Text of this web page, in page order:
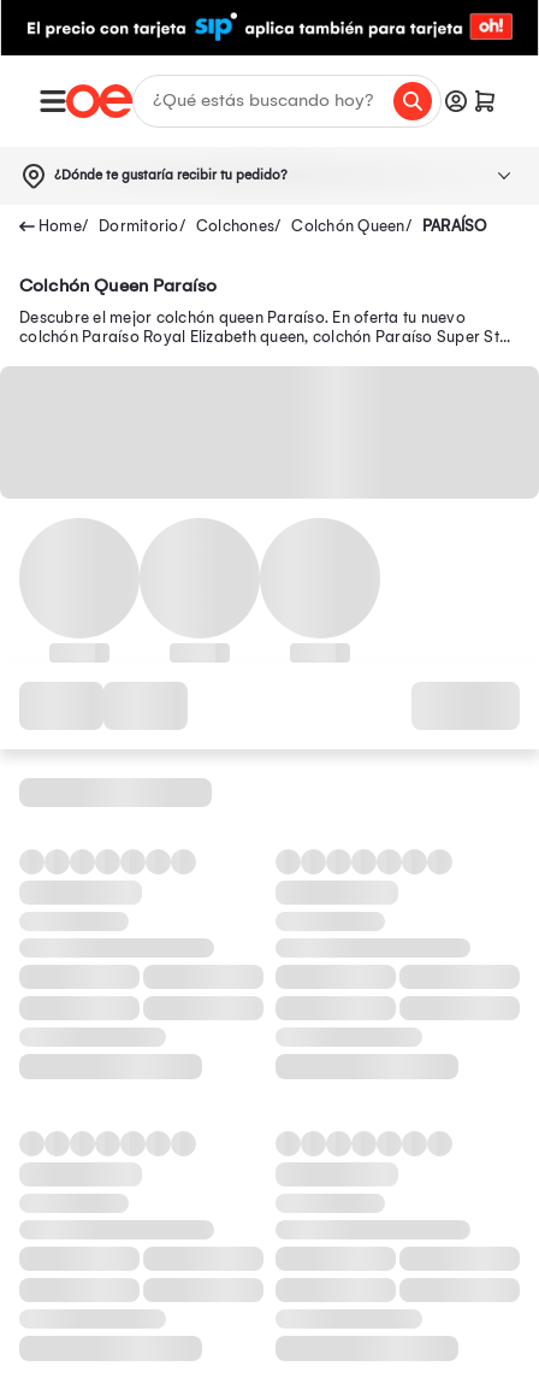
¿Dónde te gustaría recibir tu pedido?
Dormitorio Colchones Colchón Queen PARAÍSO
Colchón Queen Paraíso
Descubre el mejor colchón queen Paraíso. En oferta tu nuevo
colchón Paraíso Royal Elizabeth queen, colchón Paraíso Super Star